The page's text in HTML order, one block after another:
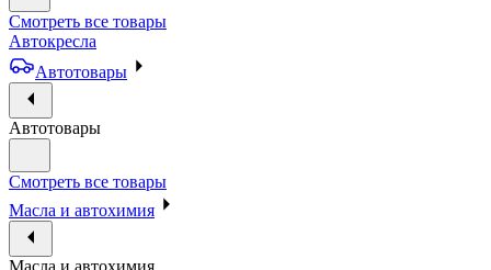
Смотреть все товары
Автокресла
Автотовары
Автотовары
Смотреть все товары
Масла и автохимия